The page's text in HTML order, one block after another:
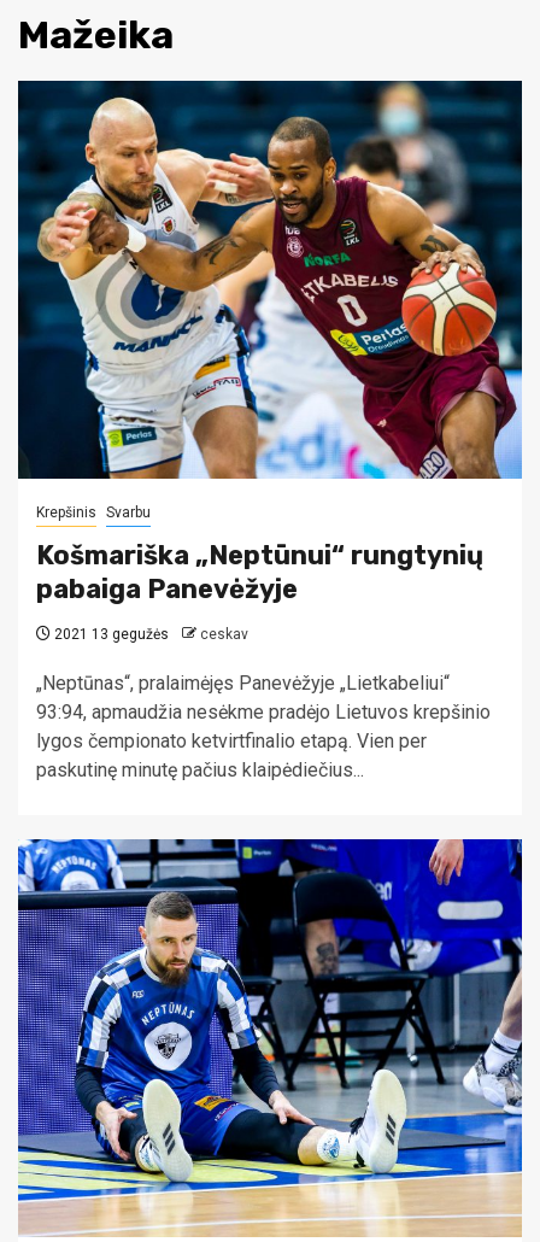
Mažeika
Krepšinis Svarbu
Košmariška „Neptūnui“ rungtynių
pabaiga Panevėžyje
2021 13 gegužės ceskav
„Neptūnas“, pralaimėjęs Panevėžyje „Lietkabeliui“
93:94, apmaudžia nesėkme pradėjo Lietuvos krepšinio
lygos čempionato ketvirtfinalio etapą. Vien per
paskutinę minutę pačius klaipėdiečius...